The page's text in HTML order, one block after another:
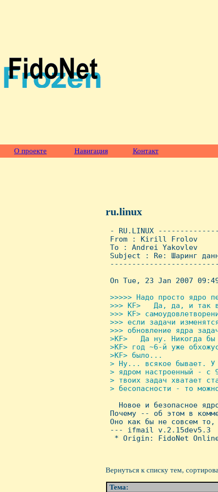
О проекте Навигация Контакт
ru.linux
- RU.LINUX
From : Kirill Frolov
To : Andrei Yakovlev
Subject : Re: Шаринг
On Tue, 23 Jan 2007
>>>>> Hадо просто ядро
>>> KF>   Да, да, и так в
>>> KF>
>>> если задачи
>>> обновление ядра
>KF>   Да ну. Hикогда
>KF> год ~6-й уже
>KF> было...
> Hу... всякое бывает. У
> ядром настроенный - с
> твоих задач хватает
> бесопасности - то
Hовое и безопасное
Почему -- об этом в
Оно как бы не совсем
--- ifmail v.2.15dev5.3
* Origin: FidoNet
Вернуться к списку тем,
Тема: